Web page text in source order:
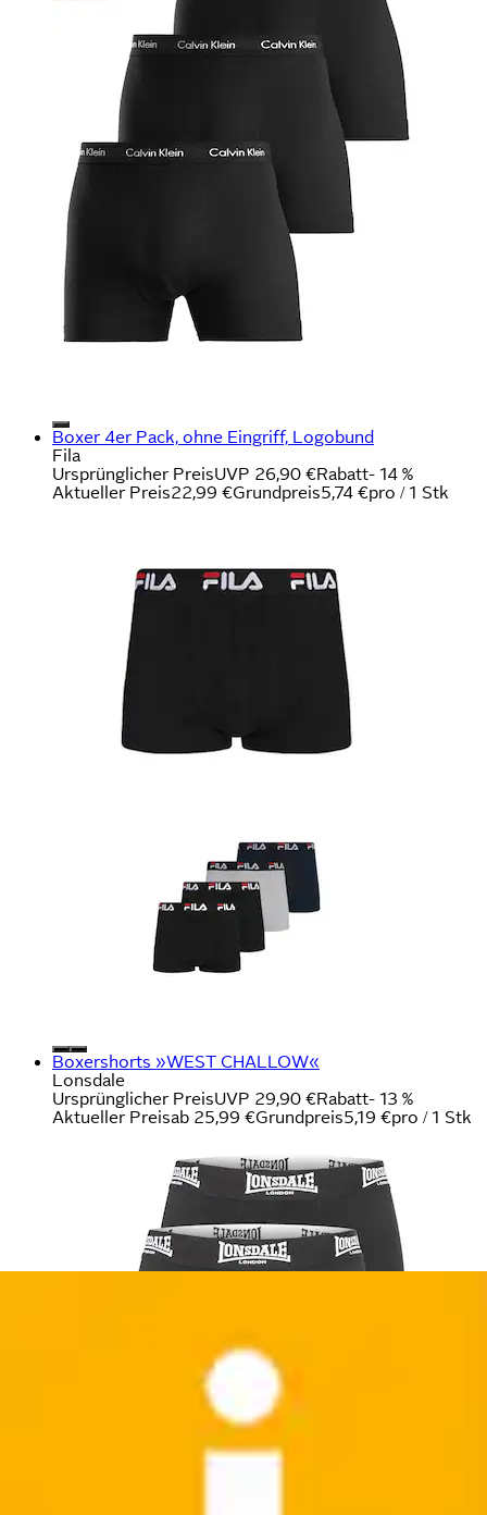
Boxer 4er Pack, ohne Eingriff, Logobund
Fila
Ursprünglicher PreisUVP 26,90 €Rabatt- 14 %
Aktueller Preis22,99 €Grundpreis5,74 €pro / 1 Stk
Boxershorts »WEST CHALLOW«
Lonsdale
Ursprünglicher PreisUVP 29,90 €Rabatt- 13 %
Aktueller Preisab 25,99 €Grundpreis5,19 €pro / 1 Stk